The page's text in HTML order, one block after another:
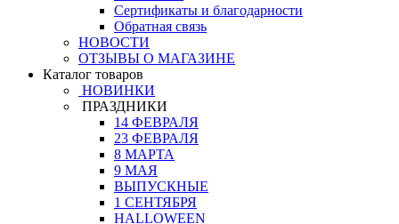
Сертификаты и благодарности
Обратная связь
НОВОСТИ
ОТЗЫВЫ О МАГАЗИНЕ
Каталог товаров
НОВИНКИ
ПРАЗДНИКИ
14 ФЕВРАЛЯ
23 ФЕВРАЛЯ
8 МАРТА
9 МАЯ
ВЫПУСКНЫЕ
1 СЕНТЯБРЯ
HALLOWEEN